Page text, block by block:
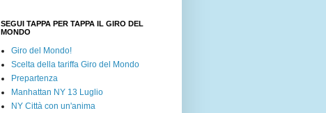
SEGUI TAPPA PER TAPPA IL GIRO DEL
MONDO
Giro del Mondo!
Scelta della tariffa Giro del Mondo
Prepartenza
Manhattan NY 13 Luglio
NY Città con un'anima